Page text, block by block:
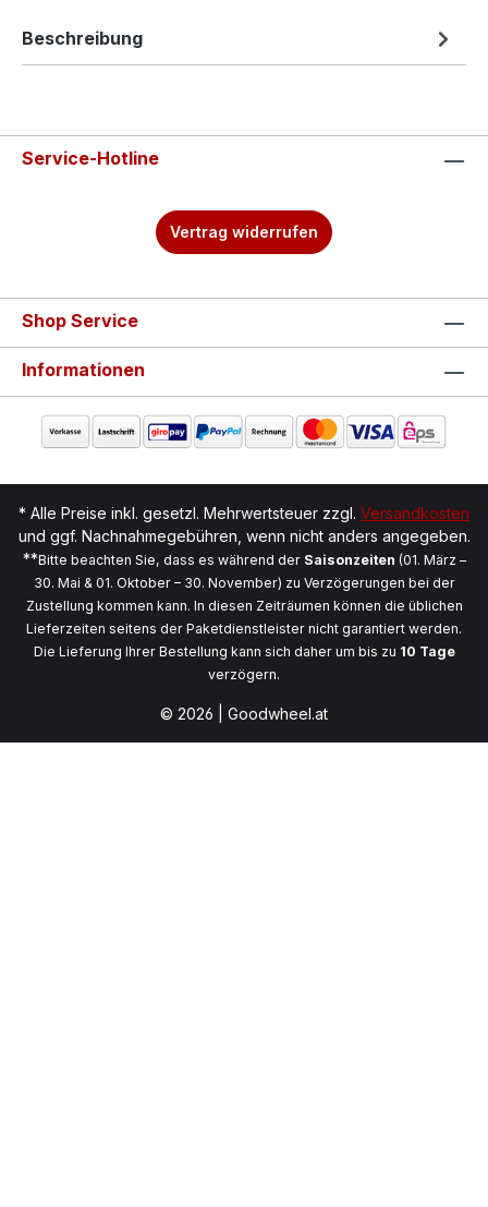
Beschreibung
Service-Hotline
Vertrag widerrufen
Shop Service
Informationen
* Alle Preise inkl. gesetzl. Mehrwertsteuer zzgl. Versandkosten
und ggf. Nachnahmegebühren, wenn nicht anders angegeben.
**Bitte beachten Sie, dass es während der Saisonzeiten (01. März –
30. Mai & 01. Oktober – 30. November) zu Verzögerungen bei der
Zustellung kommen kann. In diesen Zeiträumen können die üblichen
Lieferzeiten seitens der Paketdienstleister nicht garantiert werden.
Die Lieferung Ihrer Bestellung kann sich daher um bis zu 10 Tage
verzögern.
© 2026 | Goodwheel.at